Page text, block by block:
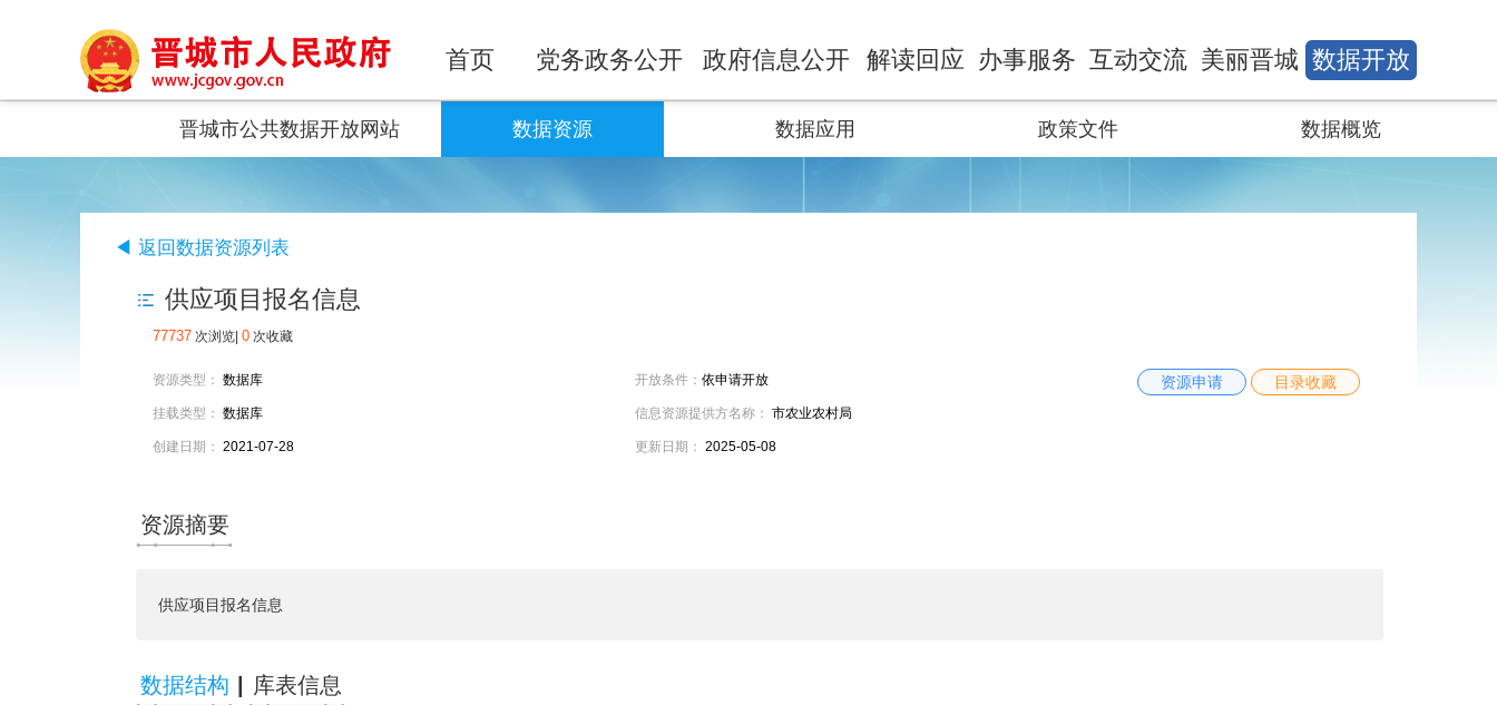
首页 党务政务公开 政府信息公开 解读回应 办事服务 互动交流 美丽晋城 数据开放
晋城市公共数据开放网站 数据资源 数据应用 政策文件 数据概览
◀ 返回数据资源列表
供应项目报名信息
77737 次浏览| 0 次收藏
资源类型： 数据库 开放条件：依申请开放
挂载类型： 数据库 信息资源提供方名称： 市农业农村局
创建日期： 2021-07-28 更新日期： 2025-05-08
资源申请 目录收藏
资源摘要
供应项目报名信息
数据结构 库表信息